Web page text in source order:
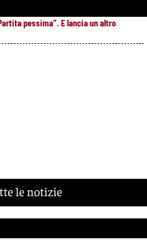
pessima”. E lancia un altro
le notizie